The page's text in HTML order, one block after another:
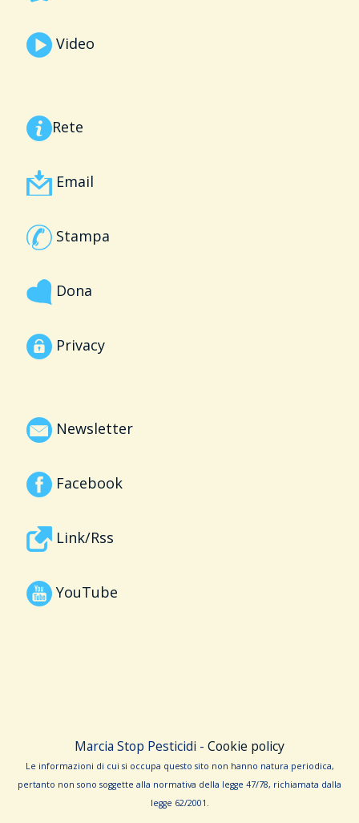
Video
Rete
Email
Stampa
Dona
Privacy
Newsletter
Facebook
Link/Rss
YouTube
Marcia Stop Pesticidi - Cookie policy
Le informa­zioni di cui si occupa questo sito non hanno na­tura periodica,
pertanto non sono sog­gette alla normativa della legge 47/78, richiamata dalla
leg­ge 62/­2001.